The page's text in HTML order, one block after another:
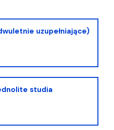
uzupełniające)
studia